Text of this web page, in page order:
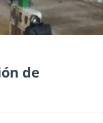
de